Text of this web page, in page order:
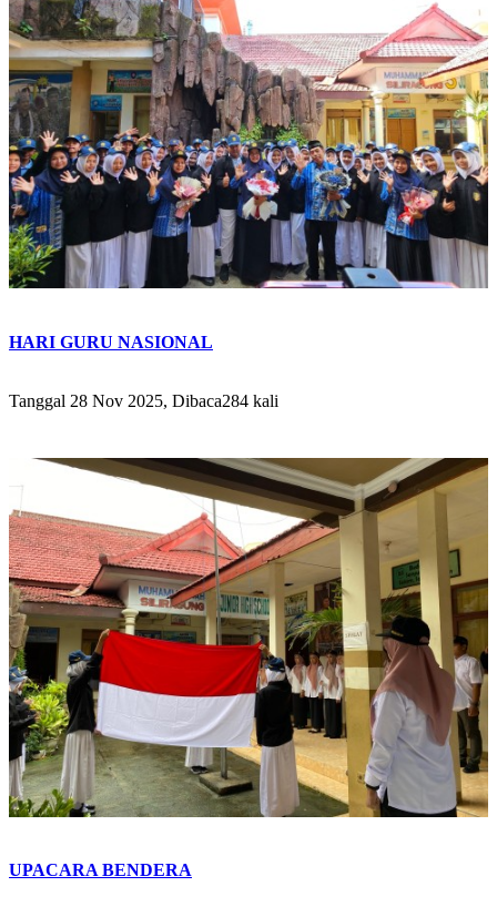
HARI GURU NASIONAL
Tanggal 28 Nov 2025, Dibaca284 kali
UPACARA BENDERA